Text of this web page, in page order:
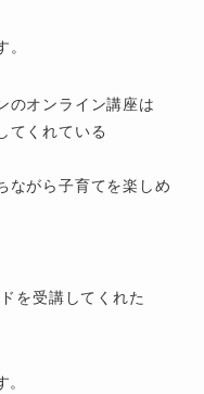
のオンライン講座は
てくれている
ながら子育てを楽しめ
を受講してくれた